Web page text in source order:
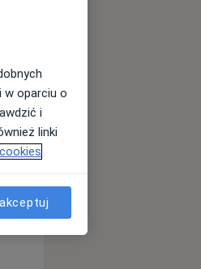
Pon,
10 Sie
w oparciu o
i
linki